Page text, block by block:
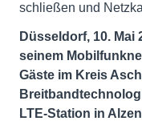
schließen und
Düsseldorf, 10. Mai
seinem
Gäste im Kreis
LTE-Station in